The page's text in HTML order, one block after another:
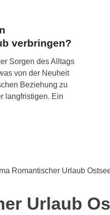
verbringen?
Sorgen des Alltags
von der Neuheit
Beziehung zu
langfristigen. Ein
Romantischer Urlaub
Urlaub